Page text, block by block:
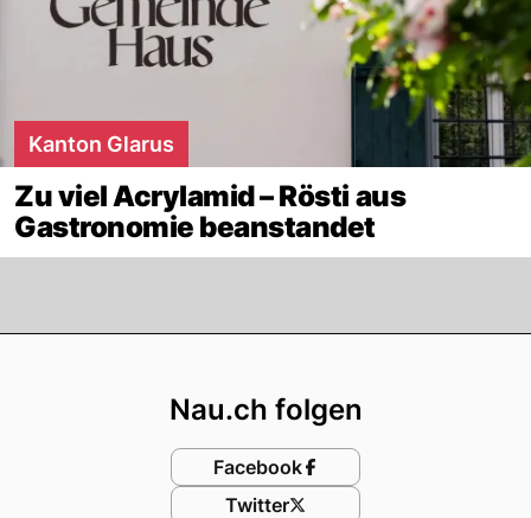
Kanton Glarus
Zu viel Acrylamid – Rösti aus
Gastronomie beanstandet
Nau.ch folgen
Facebook
Twitter